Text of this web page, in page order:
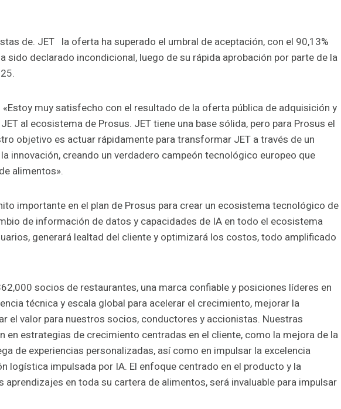
de. JET la oferta ha superado el umbral de aceptación, con el 90,13%
sido declarado incondicional, luego de su rápida aprobación por parte de la
«Estoy muy satisfecho con el resultado de la oferta pública de adquisición y
al ecosistema de Prosus. JET tiene una base sólida, pero para Prosus el
objetivo es actuar rápidamente para transformar JET a través de un
innovación, creando un verdadero campeón tecnológico europeo que
alimentos».
importante en el plan de Prosus para crear un ecosistema tecnológico de
de información de datos y capacidades de IA en todo el ecosistema
generará lealtad del cliente y optimizará los costos, todo amplificado
socios de restaurantes, una marca confiable y posiciones líderes en
técnica y escala global para acelerar el crecimiento, mejorar la
el valor para nuestros socios, conductores y accionistas. Nuestras
en estrategias de crecimiento centradas en el cliente, como la mejora de la
de experiencias personalizadas, así como en impulsar la excelencia
logística impulsada por IA. El enfoque centrado en el producto y la
en toda su cartera de alimentos, será invaluable para impulsar